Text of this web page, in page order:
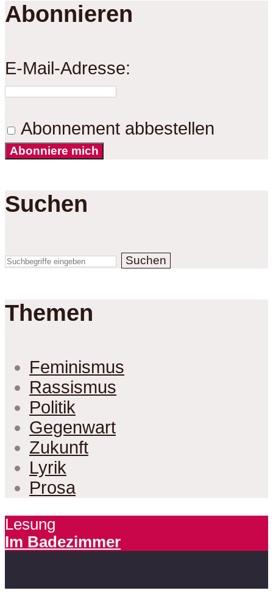
Abonnieren
E-Mail-Adresse:
Abonnement abbestellen
Abonniere mich
Suchen
Suchen
Themen
Feminismus
Rassismus
Politik
Gegenwart
Zukunft
Lyrik
Prosa
Lesung
Im Badezimmer